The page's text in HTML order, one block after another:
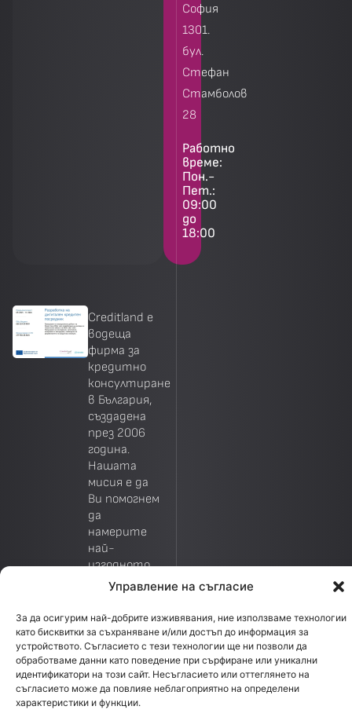
Управление на съгласие
За да осигурим най-добрите изживявания, ние използваме технологии
като бисквитки за съхраняване и/или достъп до информация за
устройството. Съгласието с тези технологии ще ни позволи да
обработваме данни като поведение при сърфиране или уникални
идентификатори на този сайт. Несъгласието или оттеглянето на
съгласието може да повлияе неблагоприятно на определени
характеристики и функции.
София
1301.
бул.
Стефан
Стамболов
28
Работно
време:
Пон.-
Пет.:
09:00
до
18:00
Creditland е
водеща
фирма за
кредитно
консултиране
в България,
създадена
през 2006
година.
Нашата
мисия е да
Ви помогнем
да
намерите
най-
изгодното
предложение
за кредит
според
Вашите
изисквания.
Creditland е
член на
Асоциацията